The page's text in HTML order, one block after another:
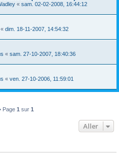
« sam. 02-02-2008, 16:44:12
« dim. 18-11-2007, 14:54:32
« sam. 27-10-2007, 18:40:36
« ven. 27-10-2006, 11:59:01
Page 1 sur 1
Aller